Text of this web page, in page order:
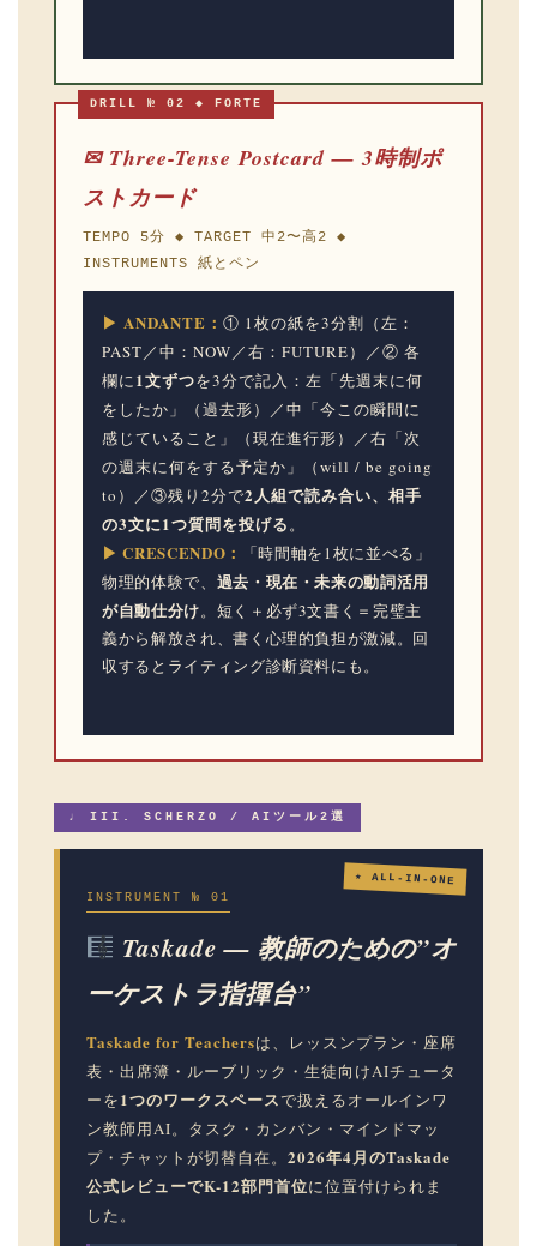
DRILL № 02 ◆ FORTE
✉ Three-Tense Postcard — 3時制ポ
ストカード
TEMPO 5分 ◆ TARGET 中2〜高2 ◆
INSTRUMENTS 紙とペン
▶ ANDANTE： ① 1枚の紙を3分割（左：
PAST／中：NOW／右：FUTURE）／② 各
欄に1文ずつを3分で記入：左「先週末に何
をしたか」（過去形）／中「今この瞬間に
感じていること」（現在進行形）／右「次
の週末に何をする予定か」（will / be going
to）／③残り2分で2人組で読み合い、相手
の3文に1つ質問を投げる。
▶ CRESCENDO：
「時間軸を1枚に並べる」
物理的体験で、 過去・現在・未来の動詞活用
が自動仕分け。短く＋必ず3文書く＝完璧主
義から解放され、書く心理的負担が激減。回
収するとライティング診断資料にも。
♩ III. SCHERZO / AIツール2選
★ ALL-IN-ONE
INSTRUMENT № 01
Taskade — 教師のための”オ
ーケストラ指揮台”
Taskade for Teachersは、レッスンプラン・座席
表・出席簿・ルーブリック・生徒向けAIチュータ
ーを1つのワークスペースで扱えるオールインワ
ン教師用AI。タスク・カンバン・マインドマッ
プ・チャットが切替自在。 2026年4月のTaskade
公式レビューでK-12部門首位に位置付けられま
した。